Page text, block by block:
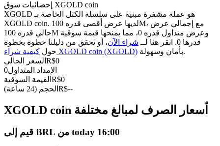
نسخ التداول
انضم إلى أفضل المتداولين
إحصائيات سوق XGOLD coin
XGOLD هو عملة مشفرة مبنية على سلسلة الكتل الخاصة بـ
XGOLD coin. لديها عرض أقصى قدره 100M، مع إجمالي عرض
حالي قدره 100M وعرض متداول قدره 0، مما يمنحها قيمة سوقية
قدرها 0. انقر هنا لــ
شراء الآن، أو تحقق من دليلنا خطوة بخطوة
حول كيفية شراء XGOLD coin (XGOLD)
بأمان وسهولة.
السعر الحالي R$0
الإمداد المتداول0
القيمة السوقية R$0
الحجم (24 ساعة) R$--
XGOLD coin أسعار الصرف لمبالغ مختلفة
قيم إلى BRL من today 16:00